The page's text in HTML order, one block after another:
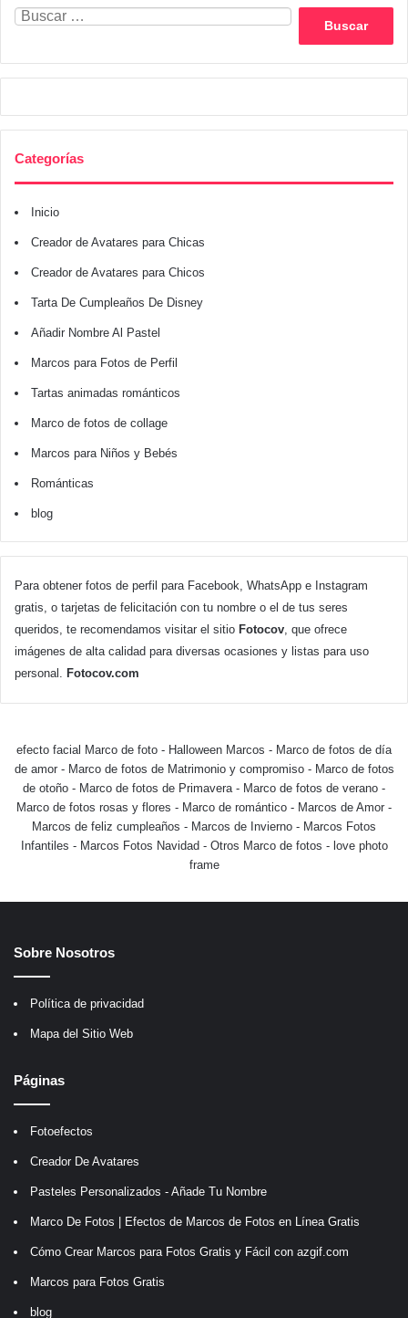
Categorías
Inicio
Creador de Avatares para Chicas
Creador de Avatares para Chicos
Tarta De Cumpleaños De Disney
Añadir Nombre Al Pastel
Marcos para Fotos de Perfil
Tartas animadas románticos
Marco de fotos de collage
Marcos para Niños y Bebés
Románticas
blog
Para obtener fotos de perfil para Facebook, WhatsApp e Instagram
gratis, o tarjetas de felicitación con tu nombre o el de tus seres
queridos, te recomendamos visitar el sitio Fotocov , que ofrece
imágenes de alta calidad para diversas ocasiones y listas para uso
personal. Fotocov.com
efecto facial Marco de foto - Halloween Marcos - Marco de fotos de día
de amor- Marco de fotos de Matrimonio y compromiso- Marco de fotos
de otoño - Marco de fotos de Primavera - Marco de fotos de verano -
Marco de fotos rosas y flores - Marco de romántico - Marcos de Amor -
Marcos de feliz cumpleaños - Marcos de Invierno - Marcos Fotos
Infantiles - Marcos Fotos Navidad- Otros Marco de fotos - love photo
frame
Sobre Nosotros
Política de privacidad
Mapa del Sitio Web
Páginas
Fotoefectos
Creador De Avatares
Pasteles Personalizados - Añade Tu Nombre
Marco De Fotos | Efectos de Marcos de Fotos en Línea Gratis
Cómo Crear Marcos para Fotos Gratis y Fácil con azgif.com
Marcos para Fotos Gratis
blog